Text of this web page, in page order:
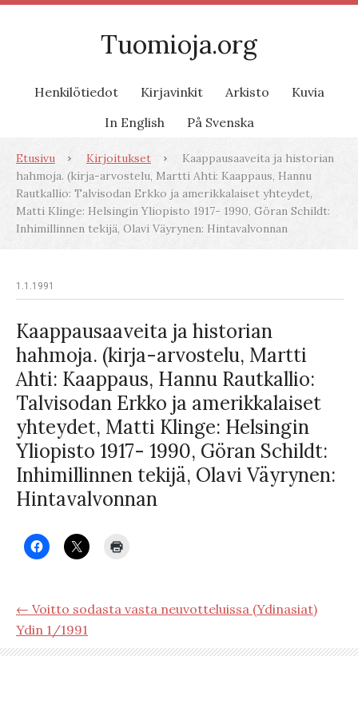
Tuomioja.org
Henkilötiedot Kirjavinkit Arkisto
Kuvia
In English
På Svenska
Etusivu Kirjoitukset
Kaappausaaveita ja historian
hahmoja. (kirja-arvostelu, Martti Ahti: Kaappaus, Hannu
Rautkallio: Talvisodan Erkko ja amerikkalaiset yhteydet,
Matti Klinge: Helsingin Yliopisto 1917- 1990, Göran Schildt:
Inhimillinnen tekijä, Olavi Väyrynen: Hintavalvonnan
1.1.1991
Kaappausaaveita ja historian
hahmoja. (kirja-arvostelu, Martti
Ahti: Kaappaus, Hannu Rautkallio:
Talvisodan Erkko ja amerikkalaiset
yhteydet, Matti Klinge: Helsingin
Yliopisto 1917- 1990, Göran Schildt:
Inhimillinnen tekijä, Olavi Väyrynen:
Hintavalvonnan
← Voitto sodasta vasta neuvotteluissa (Ydinasiat)
Ydin 1/1991